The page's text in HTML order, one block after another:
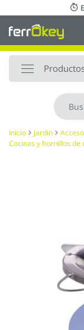
al
contenido
Inicio Jardin
Cocinas y hornillos de